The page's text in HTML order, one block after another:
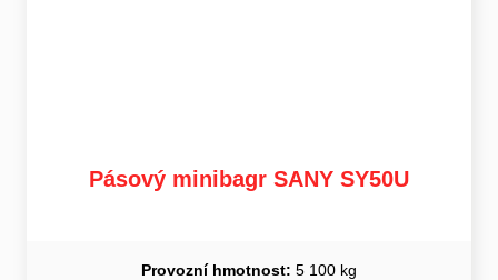
Pásový minibagr SANY SY50U
Provozní hmotnost: 5 100 kg